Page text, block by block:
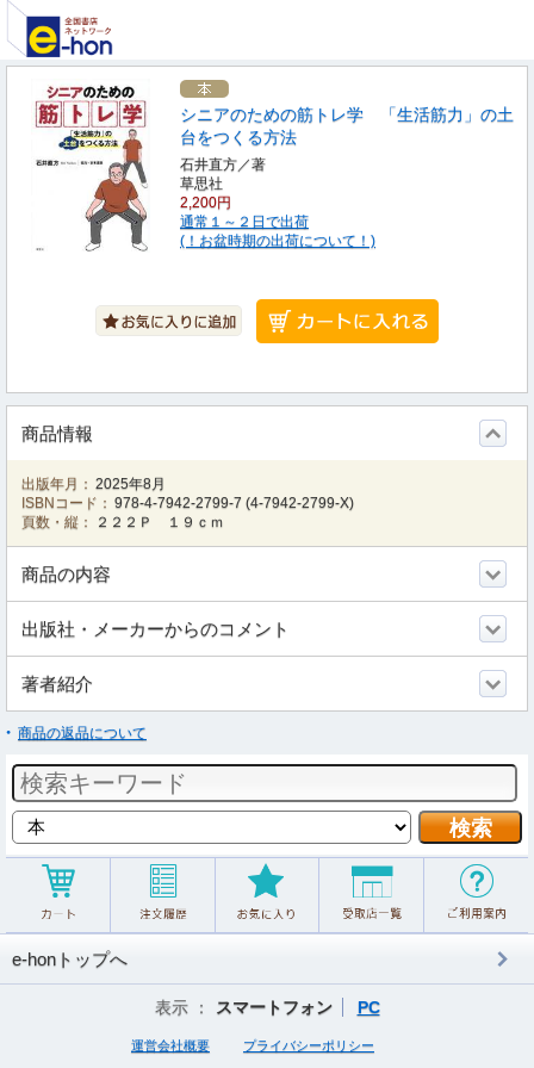
シニアのための筋トレ学 「生活筋力」の土
台をつくる方法
石井直方／著
草思社
2,200円
通常１～２日で出荷
(！お盆時期の出荷について！)
商品情報
出版年月： 2025年8月
ISBNコード： 978-4-7942-2799-7 (4-7942-2799-X)
頁数・縦：
２２２Ｐ １９ｃｍ
商品の内容
出版社・メーカーからのコメント
著者紹介
商品の返品について
e-honトップへ
表示 ： スマートフォン PC
運営会社概要 プライバシーポリシー